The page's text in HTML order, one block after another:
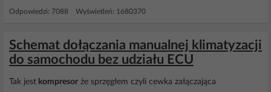
Odpowiedzi: 7088 Wyświetleń: 1680370
Schemat dołączania manualnej klimatyzacji
do samochodu bez udziału ECU
Tak jest kompresor że sprzęgłem czyli cewka załączająca